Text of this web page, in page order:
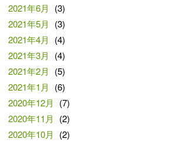
2021年6月
(3)
2021年5月
(3)
2021年4月
(4)
2021年3月
(4)
2021年2月
(5)
2021年1月
(6)
2020年12月
(7)
2020年11月
(2)
2020年10月
(2)